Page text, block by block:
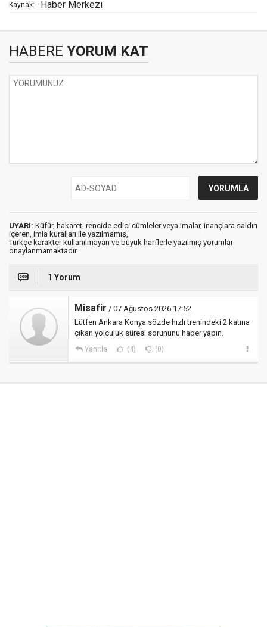
Kaynak: Haber Merkezi
HABERE YORUM KAT
UYARI: Küfür, hakaret, rencide edici cümleler veya imalar, inançlara saldırı
içeren, imla kuralları ile yazılmamış,
Türkçe karakter kullanılmayan ve büyük harflerle yazılmış yorumlar
onaylanmamaktadır.
1 Yorum
Misafir / 07 Ağustos 2026 17:52
Lütfen Ankara Konya sözde hızlı trenindeki 2 katına
çıkan yolculuk süresi sorununu haber yapın.
Yanıtla (4) (0)